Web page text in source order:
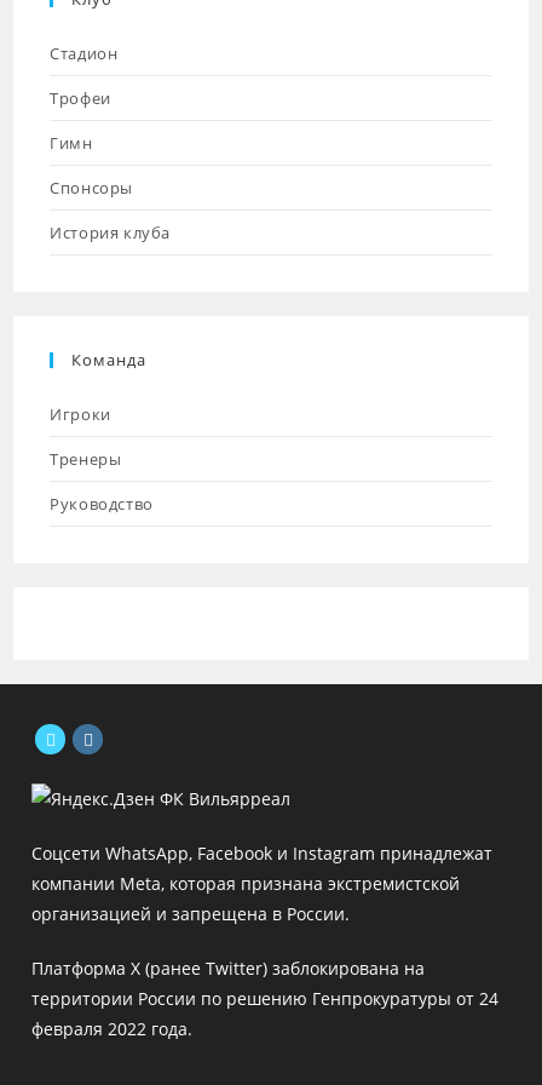
Стадион
Трофеи
Гимн
Спонсоры
История клуба
Команда
Игроки
Тренеры
Руководство
в
вкладке
в
вкладке
Соцсети WhatsApp, Facebook и Instagram принадлежат
компании Meta, которая признана экстремистской
организацией и запрещена в России.
Платформа X (ранее Twitter) заблокирована на
территории России по решению Генпрокуратуры от 24
февраля 2022 года.